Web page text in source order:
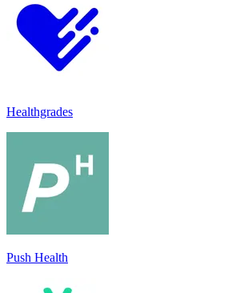
Healthgrades
Push Health